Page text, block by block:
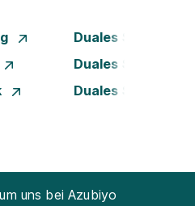
Duales Studium
Duales Studium
Duales Studium
uns bei Azubiyo